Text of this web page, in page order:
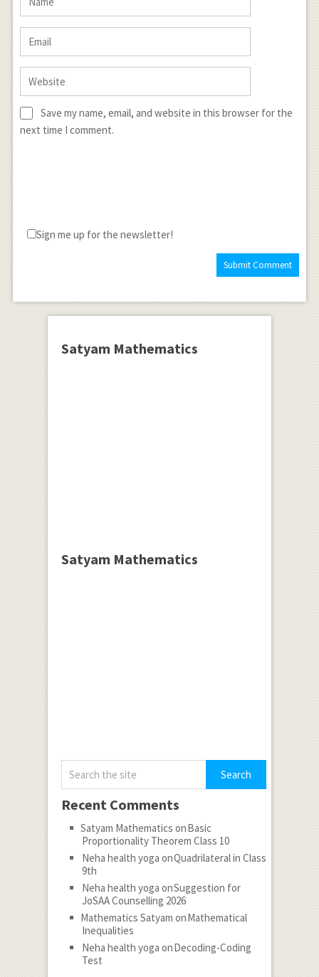
Save my name, email, and website in this browser for the
next time I comment.
Sign me up for the newsletter!
Satyam Mathematics
Satyam Mathematics
Recent Comments
Satyam Mathematics onBasic
Proportionality Theorem Class 10
Neha health yoga onQuadrilateral in Class
9th
Neha health yoga onSuggestion for
JoSAA Counselling 2026
Mathematics Satyam onMathematical
Inequalities
Neha health yoga onDecoding-Coding
Test